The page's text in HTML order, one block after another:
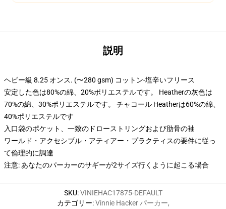
説明
ヘビー級 8.25 オンス. (〜280 gsm) コットン-塩辛いフリース
安定した色は80%の綿、20%ポリエステルです。 Heatherの灰色は
70%の綿、30%ポリエステルです。 チャコール Heatherは60%の綿、
40%ポリエステルです
入口袋のポケット、一致のドローストリングおよび肋骨の袖
ワールド・アクセシブル・アティアー・プラクティスの要件に従っ
て倫理的に調達
注意: あなたのパーカーのサギーが2サイズ行くように起こる場合
SKU:VINIEHAC17875-DEFAULT
カテゴリー:Vinnie Hacker パーカー,